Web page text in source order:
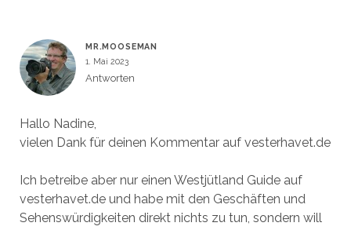
MR.MOOSEMAN
1. Mai 2023
Antworten
Hallo Nadine,
vielen Dank für deinen Kommentar auf vesterhavet.de
Ich betreibe aber nur einen Westjütland Guide auf
vesterhavet.de und habe mit den Geschäften und
Sehenswürdigkeiten direkt nichts zu tun, sondern will